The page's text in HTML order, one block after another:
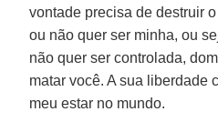
vontade precisa de destruir
ou não quer ser minha, ou
não quer ser controlada,
matar você. A sua liberdade
meu estar no mundo.